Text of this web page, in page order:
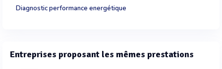
Diagnostic performance energétique
Entreprises proposant les mêmes prestations